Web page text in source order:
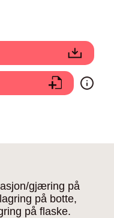
gjæring på
på botte,
på flaske.